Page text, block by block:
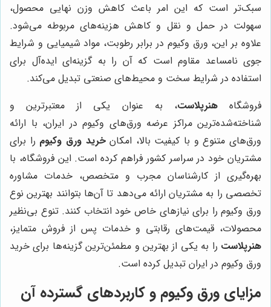
سبک‌تر است که این امر باعث کاهش وزن نهایی محصول،
سهولت در حمل و نقل و کاهش هزینه‌های مربوطه می‌شود.
علاوه بر این، ورق وکیوم در برابر رطوبت، مواد شیمیایی و شرایط
جوی نامساعد مقاوم است که آن را به گزینه‌ای ایده‌آل برای
استفاده در شرایط سخت و محیط‌های صنعتی تبدیل می‌کند.
فروشگاههنرپلاست، به عنوان یکی از معتبرترین و
شناخته‌شده‌ترین مراکز عرضه ورق‌های وکیوم در ایران، با ارائه
ورق‌های متنوع و با کیفیت بالا، امکانخرید ورق وکیوم را برای
مشتریان خود در سراسر کشور فراهم کرده است. این فروشگاه، با
بهره‌گیری از کارشناسان مجرب و متخصص، خدمات مشاوره
تخصصی را به مشتریان ارائه می‌دهد تا آن‌ها بتوانند بهترین نوع
ورق وکیوم را برای نیازهای خاص خود انتخاب کنند. تنوع بی‌نظیر
محصولات، قیمت‌های رقابتی و خدمات پس از فروش متمایز،
هنرپلاست را به یکی از بهترین و مطمئن‌ترین گزینه‌ها برای خرید
ورق وکیوم در ایران تبدیل کرده است.
مزایای ورق وکیوم و کاربردهای گسترده آن